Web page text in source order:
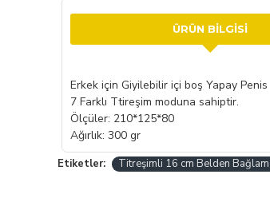
ÜRÜN BILGISI
Erkek için Giyilebilir içi boş Yapay Penis
7 Farklı Ttireşim moduna sahiptir.
Ölçüler: 210*125*80
Ağırlık: 300 gr
Etiketler: Titreşimli 16 cm Belden